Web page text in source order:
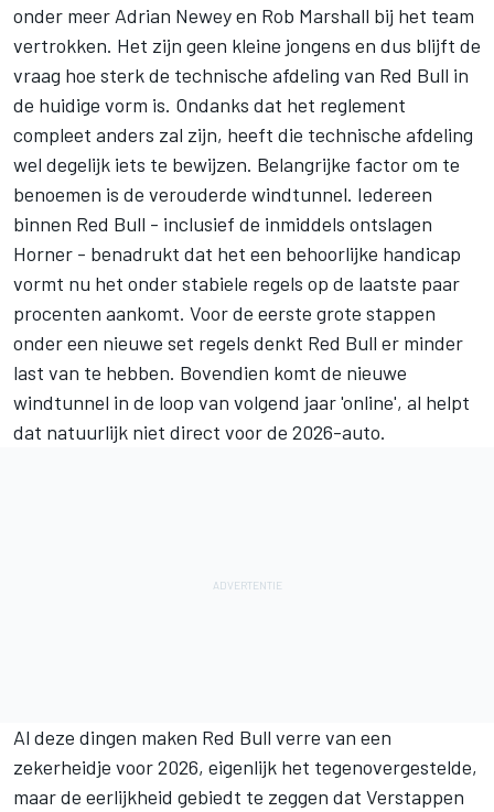
onder meer Adrian Newey en Rob Marshall bij het team
vertrokken. Het zijn geen kleine jongens en dus blijft de
vraag hoe sterk de technische afdeling van Red Bull in
de huidige vorm is. Ondanks dat het reglement
compleet anders zal zijn, heeft die technische afdeling
wel degelijk iets te bewijzen. Belangrijke factor om te
benoemen is de verouderde windtunnel. Iedereen
binnen Red Bull - inclusief de inmiddels ontslagen
Horner - benadrukt dat het een behoorlijke handicap
vormt nu het onder stabiele regels op de laatste paar
procenten aankomt. Voor de eerste grote stappen
onder een nieuwe set regels denkt Red Bull er minder
last van te hebben. Bovendien komt de nieuwe
windtunnel in de loop van volgend jaar 'online', al helpt
dat natuurlijk niet direct voor de 2026-auto.
Al deze dingen maken Red Bull verre van een
zekerheidje voor 2026, eigenlijk het tegenovergestelde,
maar de eerlijkheid gebiedt te zeggen dat Verstappen